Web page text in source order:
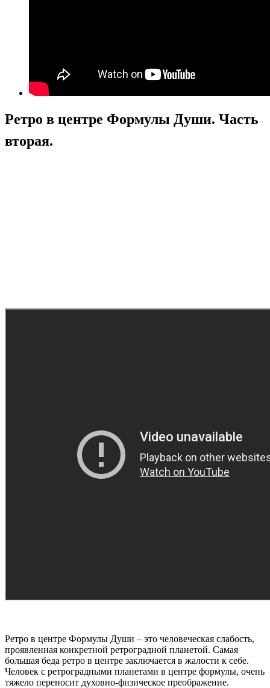
Ретро в центре Формулы Души. Часть
вторая.
Ретро в центре Формулы Души – это человеческая слабость,
проявленная конкретной ретроградной планетой. Самая
большая беда ретро в центре заключается в жалости к себе.
Человек с ретроградными планетами в центре формулы, очень
тяжело переносит духовно-физическое преображение.